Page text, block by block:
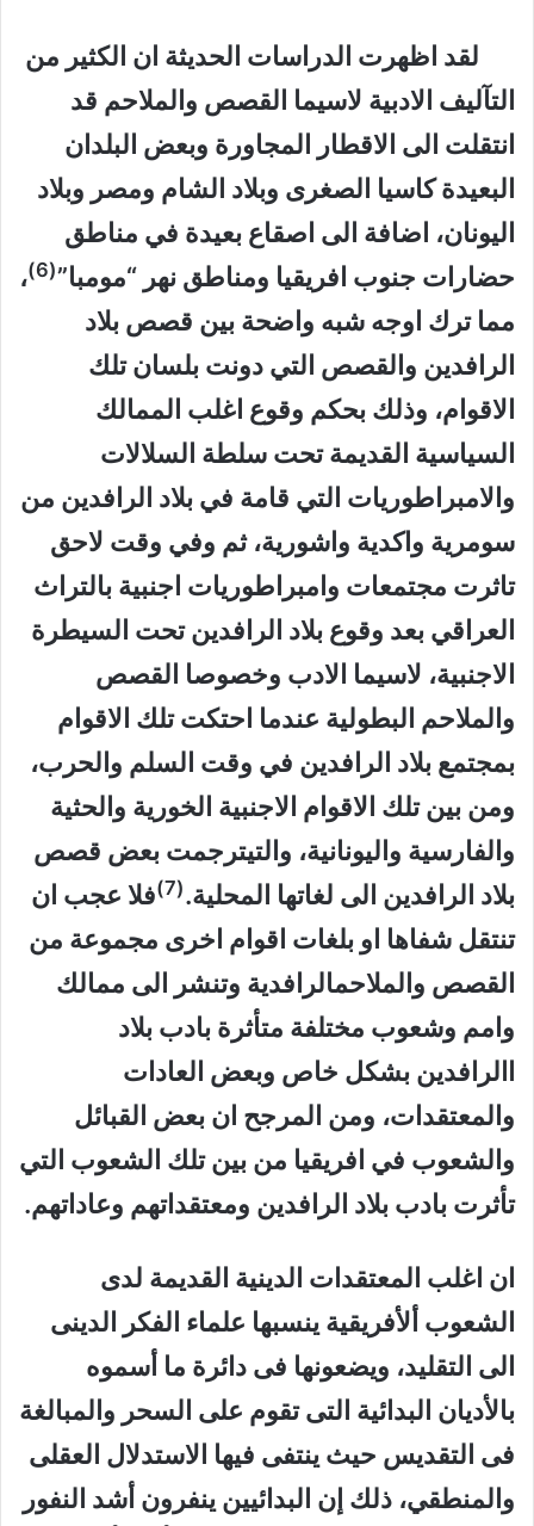
لقد اظهرت الدراسات الحديثة ان الكثير من
التآليف الادبية لاسيما القصص والملاحم قد
انتقلت الى الاقطار المجاورة وبعض البلدان
البعيدة كاسيا الصغرى وبلاد الشام ومصر وبلاد
اليونان، اضافة الى اصقاع بعيدة في مناطق
حضارات جنوب افريقيا ومناطق نهر “مومبا”(6)
،
مما ترك اوجه شبه واضحة بين قصص بلاد
الرافدين والقصص التي دونت بلسان تلك
الاقوام، وذلك بحكم وقوع اغلب الممالك
السياسية القديمة تحت سلطة السلالات
والامبراطوريات التي قامة في بلاد الرافدين من
سومرية واكدية واشورية، ثم وفي وقت لاحق
تاثرت مجتمعات وامبراطوريات اجنبية بالتراث
العراقي بعد وقوع بلاد الرافدين تحت السيطرة
الاجنبية، لاسيما الادب وخصوصا القصص
والملاحم البطولية عندما احتكت تلك الاقوام
بمجتمع بلاد الرافدين في وقت السلم والحرب،
ومن بين تلك الاقوام الاجنبية الخورية والحثية
والفارسية واليونانية، والتيترجمت بعض قصص
بلاد الرافدين الى لغاتها المحلية.(7)
فلا عجب ان
تنتقل شفاها او بلغات اقوام اخرى مجموعة من
القصص والملاحمالرافدية وتنشر الى ممالك
وامم وشعوب مختلفة متأثرة بادب بلاد
االرافدين بشكل خاص وبعض العادات
والمعتقدات، ومن المرجح ان بعض القبائل
والشعوب في افريقيا من بين تلك الشعوب التي
تأثرت بادب بلاد الرافدين ومعتقداتهم وعاداتهم.
ان اغلب المعتقدات الدينية القديمة لدى
الشعوب ألأفريقية ينسبها علماء الفكر الدينى
الى التقليد، ويضعونها فى دائرة ما أسموه
بالأديان البدائية التى تقوم على السحر والمبالغة
فى التقديس حيث ينتفى فيها الاستدلال العقلى
والمنطقي، ذلك إن البدائيين ينفرون أشد النفور